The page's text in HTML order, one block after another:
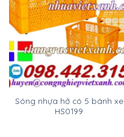
Sóng nhựa hở có 5 bánh xe
HS0199